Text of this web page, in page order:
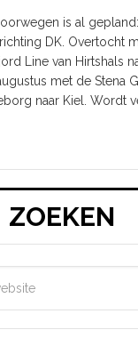
is al
DK. Overtocht
Line van Hirtshals
met de Stena
naar Kiel. Wordt
ZOEKEN